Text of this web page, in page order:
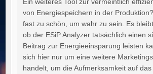
von Energiespeichern in der
fast zu schön, um wahr zu sein. Es
ob der ESiP Analyzer tatsächlich einen
Beitrag zur Energieeinsparung leisten
sich hier nur um eine weitere
handelt, um die Aufmerksamkeit auf